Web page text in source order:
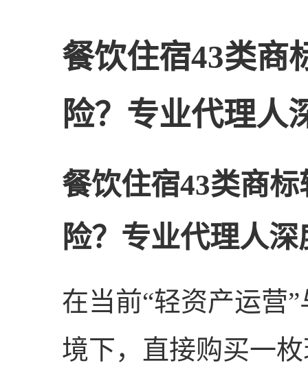
餐饮住宿43类商
险？专业代理人
餐饮住宿43类商
险？专业代理人深
在当前“轻资产运营
境下，直接购买一